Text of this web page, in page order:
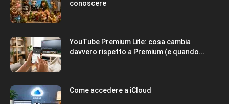
conoscere
YouTube Premium Lite: cosa cambia
davvero rispetto a Premium (e quando...
Come accedere a iCloud